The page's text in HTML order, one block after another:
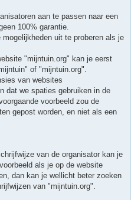
aan te passen naar een
100% garantie.
uit te proberen als je
"mijntuin.org" kan je eerst
of "mijntuin.org".
van websites
dat we spaties gebruiken in de
voorbeeld zou de
gepost worden, en niet als een
van de organisator kan je
als je op de website
dan kan je wellicht beter zoeken
van "mijntuin.org".